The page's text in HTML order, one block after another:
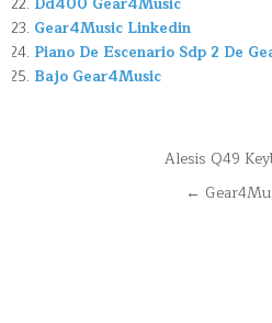
Gear4Music Linkedin
Piano De Escenario Sdp 2 De
Bajo Gear4Music
NavegaciónAlesis Q49
←